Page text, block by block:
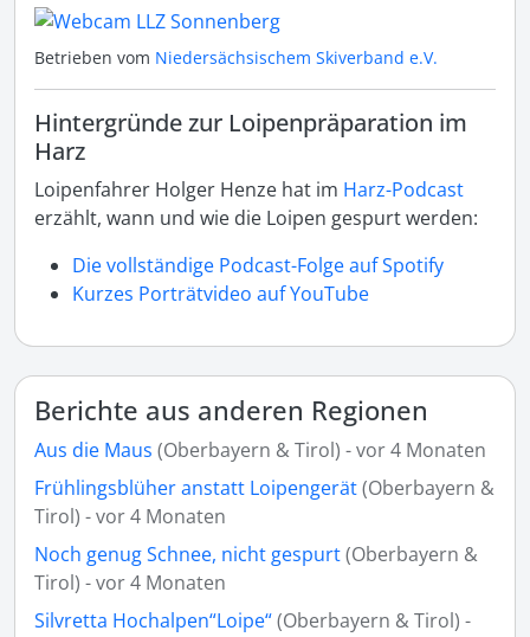
Betrieben vom Niedersächsischem Skiverband e.V.
Hintergründe zur Loipenpräparation im
Harz
Loipenfahrer Holger Henze hat im Harz-Podcast
erzählt, wann und wie die Loipen gespurt werden:
Die vollständige Podcast-Folge auf Spotify
Kurzes Porträtvideo auf YouTube
Berichte aus anderen Regionen
Aus die Maus (Oberbayern & Tirol) - vor 4 Monaten
Frühlingsblüher anstatt Loipengerät(Oberbayern &
Tirol) - vor 4 Monaten
Noch genug Schnee, nicht gespurt(Oberbayern &
Tirol) - vor 4 Monaten
Silvretta Hochalpen“Loipe“(Oberbayern & Tirol) -